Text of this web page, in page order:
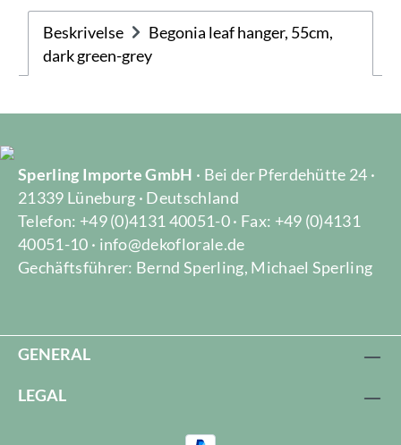
Beskrivelse
Begonia leaf hanger, 55cm,
dark green-grey
Sperling Importe GmbH · Bei der Pferdehütte 24 ·
21339 Lüneburg · Deutschland
Telefon: +49 (0)4131 40051-0 · Fax: +49 (0)4131
40051-10 · info@dekoflorale.de
Gechäftsführer: Bernd Sperling, Michael Sperling
GENERAL
LEGAL